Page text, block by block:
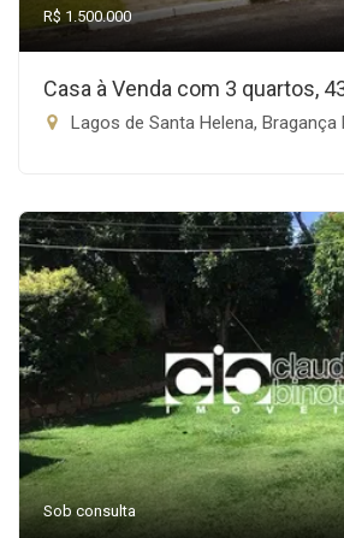
R$ 1.500.000
Casa à Venda com 3 quartos,
Lagos de Santa Helena, Bragança
Sob consulta